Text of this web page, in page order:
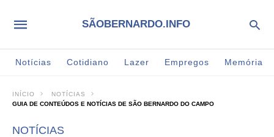
SÃOBERNARDO.INFO
Notícias Cotidiano Lazer Empregos Memória
INÍCIO
NOTÍCIAS
GUIA DE CONTEÚDOS E NOTÍCIAS DE SÃO BERNARDO DO CAMPO
NOTÍCIAS